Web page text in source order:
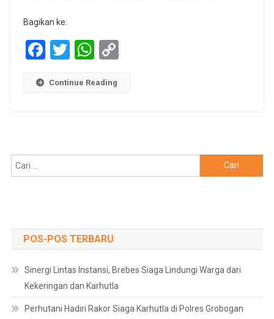
Bagikan ke:
Facebook
TwitterWhatsApp
Copy
Continue Reading
untuk:
POS-POS TERBARU
Sinergi Lintas Instansi, Brebes Siaga Lindungi Warga dari
Kekeringan dan Karhutla
Perhutani Hadiri Rakor Siaga Karhutla di Polres Grobogan